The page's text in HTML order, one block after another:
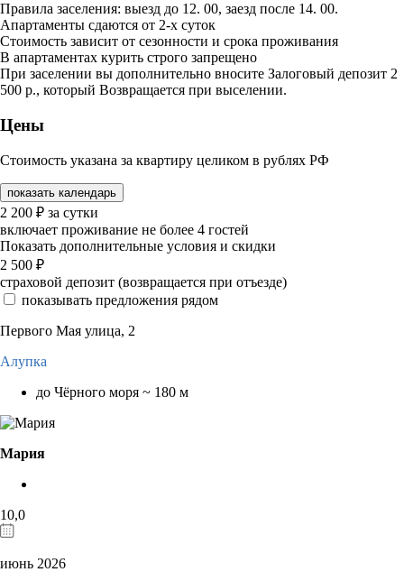
Правила заселения: выезд до 12. 00, заезд после 14. 00.
Апартаменты сдаются от 2-х суток
Стоимость зависит от сезонности и срока проживания
В апартаментах курить строго запрещено
При заселении вы дополнительно вносите Залоговый депозит 2
500 р., который Возвращается при выселении.
Цены
Стоимость указана за квартиру целиком в рублях РФ
показать календарь
2 200 ₽ за сутки
включает проживание не более 4 гостей
Показать дополнительные условия и скидки
2 500 ₽
страховой депозит (возвращается при отъезде)
показывать предложения рядом
Первого Мая улица, 2
Алупка
до Чёрного моря ~ 180 м
Мария
10,0
июнь 2026